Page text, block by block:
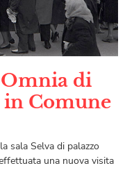
di
in Comune
sala Selva di palazzo
una nuova visita